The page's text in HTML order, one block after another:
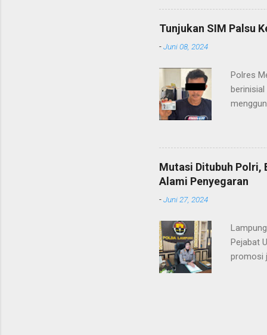
Heri
pidana,
Tunjukan SIM Palsu
-Juni 08, 2024
Polres
berinisial
dari
Mutasi Ditubuh Polri,
Alami Penyegaran
-Juni 27, 2024
Pejabat
promosi
yang